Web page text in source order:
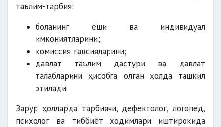
таълим-тарбия:
боланинг ёши ва индивидуал
имкониятларини;
комиссия тавсияларини;
давлат таълим дастури ва давлат
талабларини ҳисобга олган ҳолда ташкил
этилади.
Зарур ҳолларда тарбиячи, дефектолог, логопед,
психолог ва тиббиёт ходимлари иштирокида